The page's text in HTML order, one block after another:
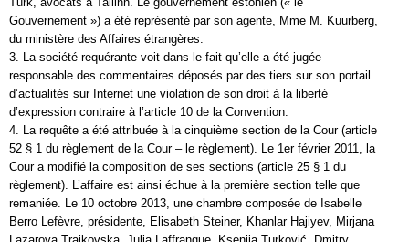
Gouvernement ») a été représenté par son agente, Mme M. Kuurberg,
du ministère des Affaires étrangères.
3. La société requérante voit dans le fait qu’elle a été jugée
responsable des commentaires déposés par des tiers sur son portail
d’actualités sur Internet une violation de son droit à la liberté
d’expression contraire à l’article 10 de la Convention.
4. La requête a été attribuée à la cinquième section de la Cour (article
52 § 1 du règlement de la Cour – le règlement). Le 1er février 2011, la
Cour a modifié la composition de ses sections (article 25 § 1 du
règlement). L’affaire est ainsi échue à la première section telle que
remaniée. Le 10 octobre 2013, une chambre composée de Isabelle
Berro Lefèvre, présidente, Elisabeth Steiner, Khanlar Hajiyev, Mirjana